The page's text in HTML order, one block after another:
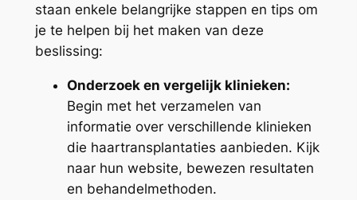
staan enkele belangrijke stappen en tips om
je te helpen bij het maken van deze
beslissing:
Onderzoek en vergelijk klinieken:
Begin met het verzamelen van
informatie over verschillende klinieken
die haartransplantaties aanbieden. Kijk
naar hun website, bewezen resultaten
en behandelmethoden.